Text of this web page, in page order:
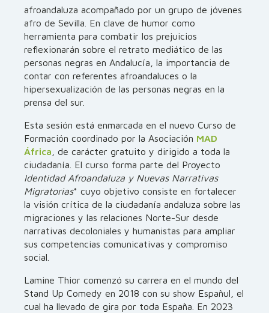
afroandaluza acompañado por un grupo de jóvenes
afro de Sevilla. En clave de humor como
herramienta para combatir los prejuicios
reflexionarán sobre el retrato mediático de las
personas negras en Andalucía, la importancia de
contar con referentes afroandaluces o la
hipersexualización de las personas negras en la
prensa del sur.
Esta sesión está enmarcada en el nuevo Curso de
Formación coordinado por la Asociación MAD
África , de carácter gratuito y dirigido a toda la
ciudadanía. El curso forma parte del Proyecto
Identidad Afroandaluza y Nuevas Narrativas
Migratorias* cuyo objetivo consiste en fortalecer
la visión crítica de la ciudadanía andaluza sobre las
migraciones y las relaciones Norte-Sur desde
narrativas decoloniales y humanistas para ampliar
sus competencias comunicativas y compromiso
social.
Lamine Thior comenzó su carrera en el mundo del
Stand Up Comedy en 2018 con su show Españul, el
cual ha llevado de gira por toda España. En 2023